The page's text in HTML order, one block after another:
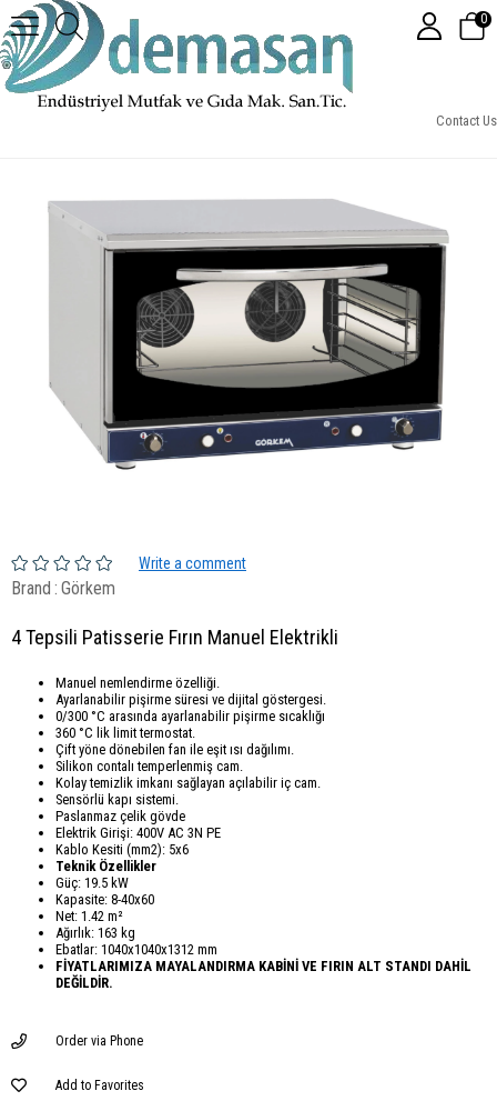
Contact Us
0
4 Tepsili Patisserie Fırın Manuel Elektrikli
Write a comment
Brand : Görkem
4 Tepsili Patisserie Fırın Manuel Elektrikli
Manuel nemlendirme özelliği.
Ayarlanabilir pişirme süresi ve dijital göstergesi.
0/300 °C arasında ayarlanabilir pişirme sıcaklığı
360 °C lik limit termostat.
Çift yöne dönebilen fan ile eşit ısı dağılımı.
Silikon contalı temperlenmiş cam.
Kolay temizlik imkanı sağlayan açılabilir iç cam.
Sensörlü kapı sistemi.
Paslanmaz çelik gövde
Elektrik Girişi: 400V AC 3N PE
Kablo Kesiti (mm2): 5x6
Teknik Özellikler
Güç: 19.5 kW
Kapasite: 8-40x60
Net: 1.42 m²
Ağırlık: 163 kg
Ebatlar: 1040x1040x1312 mm
FİYATLARIMIZA MAYALANDIRMA KABİNİ VE FIRIN ALT STANDI DAHİL
DEĞİLDİR.
Order via Phone
Add to Favorites